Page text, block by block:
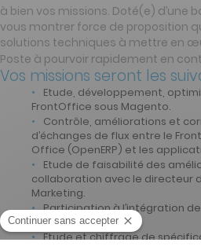
à bien vos missions. Doté(e) d’une
vous montrer force de proposition
solutions techniques à mettre en
Poste à pourvoir rapidement en
Vos missions seront les
Etude, développement,
FrontOffice sous Magento.
Contrôle, améliorations et
d’échanges de flux entre le
Office (OpenERP) et les
Etude de faisabilité des
collaboration avec le directeur
Marketing.
Participation à l’intégration
blanche ou grise.
Etude et chiffrage de